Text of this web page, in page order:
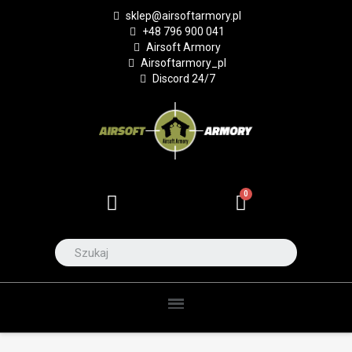
sklep@airsoftarmory.pl
+48 796 900 041
Airsoft Armory
Airsoftarmory_pl
Discord 24/7